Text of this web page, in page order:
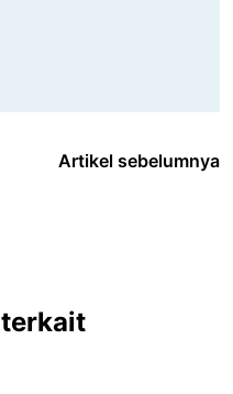
Artikel sebelumnya